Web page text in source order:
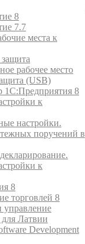
8
7.7
места к
рабочее место
(USB)
1С:Предприятия 8
к
настройки.
поручений в
к
8
торговлей 8
управление
Латвии
Development